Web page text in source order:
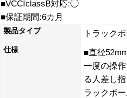
■VCCIclassB対応:◯
■保証期間:6カ月
製品タイプ トラック
仕様
■直径
一度の操
る人差し
ラックボ